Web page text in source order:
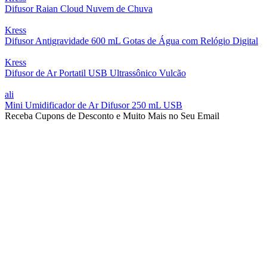
Difusor Raian Cloud Nuvem de Chuva
Kress
Difusor Antigravidade 600 mL Gotas de Água com Relógio Digital
Kress
Difusor de Ar Portatil USB Ultrassônico Vulcão
ali
Mini Umidificador de Ar Difusor 250 mL USB
Receba Cupons de Desconto e Muito Mais no Seu Email